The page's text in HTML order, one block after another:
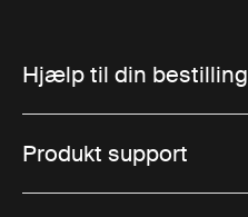
Hjælp til din bestilling
Produkt support